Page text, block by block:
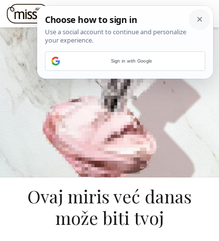
Ovaj miris već danas
može biti tvoj
Sign in with Google